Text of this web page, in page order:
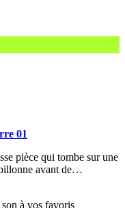
01
pièce qui tombe sur une
avant de…